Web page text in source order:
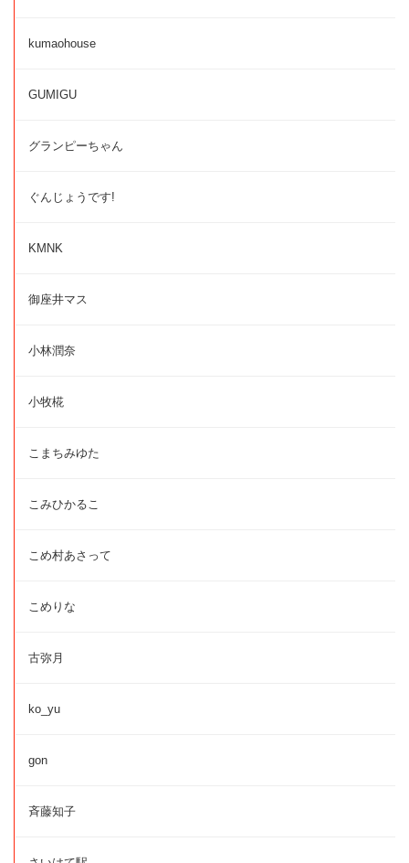
kumaohouse
GUMIGU
グランピーちゃん
ぐんじょうです!
KMNK
御座井マス
小林潤奈
小牧椛
こまちみゆた
こみひかるこ
こめ村あさって
こめりな
古弥月
ko_yu
gon
斉藤知子